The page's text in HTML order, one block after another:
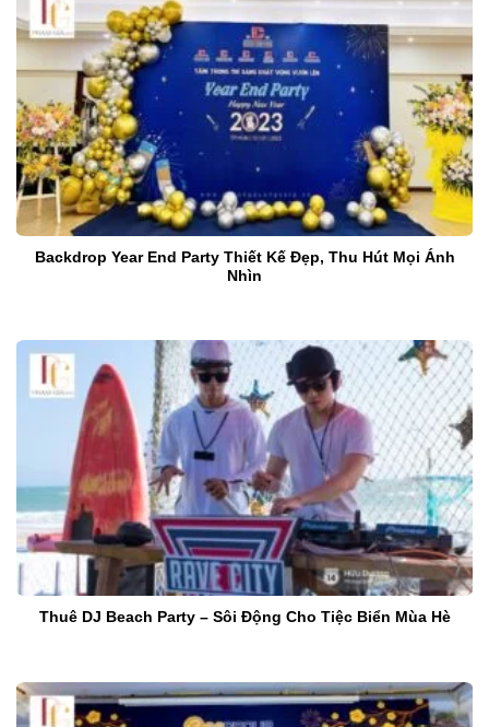
Backdrop Year End Party Thiết Kế Đẹp, Thu Hút Mọi Ánh
Nhìn
Thuê DJ Beach Party – Sôi Động Cho Tiệc Biển Mùa Hè